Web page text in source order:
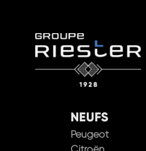
NEUFS
Peugeot